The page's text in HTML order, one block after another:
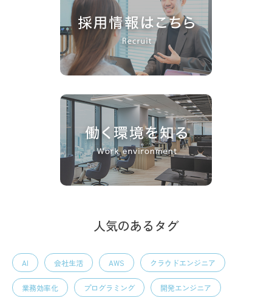
人気のあるタグ
AI 会社生活 AWS クラウドエンジニア
業務効率化 プログラミング 開発エンジニア